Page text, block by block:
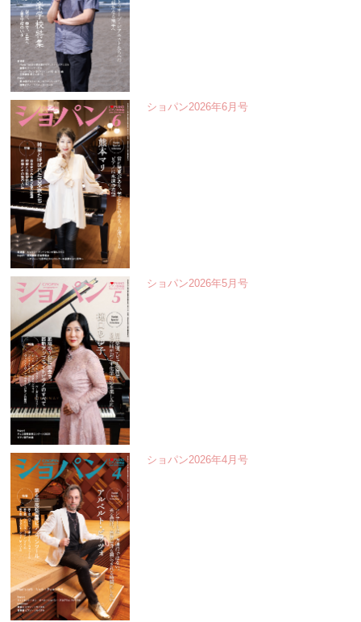
ショパン2026年6月号
ショパン2026年5月号
ショパン2026年4月号